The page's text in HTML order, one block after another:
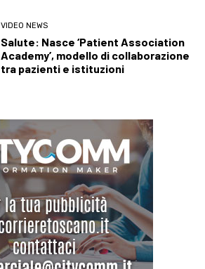
VIDEO NEWS
Salute: Nasce ‘Patient Association
Academy’, modello di collaborazione
tra pazienti e istituzioni